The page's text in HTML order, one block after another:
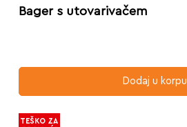
Bager s utovarivačem
Dodaj u korpu
TEŠKO ZA